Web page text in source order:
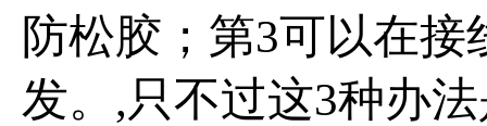
防松胶；第3可以在
发。,只不过这3种办